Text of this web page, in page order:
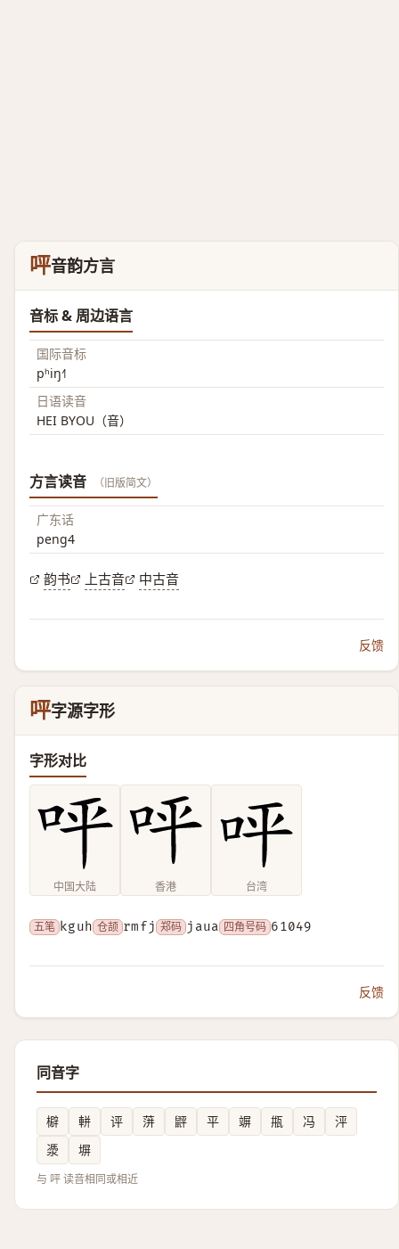
呯音韵方言
音标 & 周边语言
国际音标
pʰiŋ˧˥
日语读音
HEI BYOU（音）
方言读音 （旧版简文）
广东话
peng4
韵书 上古音 中古音
反馈
呯字源字形
字形对比
中国大陆 香港 台湾
五笔 kguh 仓颉 rmfj 郑码 jaua 四角号码 61049
反馈
同音字
檘 軿 评 蓱 䶄 平 竮 甁 冯
泙
㵗
塀
与 呯 读音相同或相近